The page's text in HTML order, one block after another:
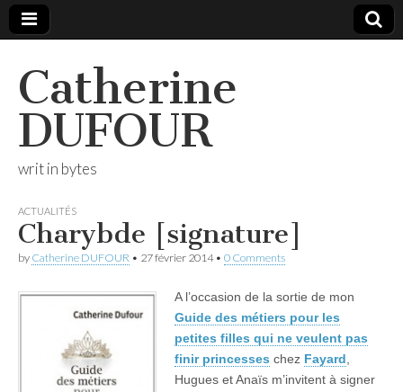
Catherine
DUFOUR
writ in bytes
ACTUALITÉS
Charybde [signature]
by Catherine DUFOUR • 27 février 2014• 0 Comments
A l’occasion de la sortie de mon
Guide des métiers pour les
petites filles qui ne veulent pas
finir princesses chez Fayard
Hugues et Anaïs m’invitent à signer